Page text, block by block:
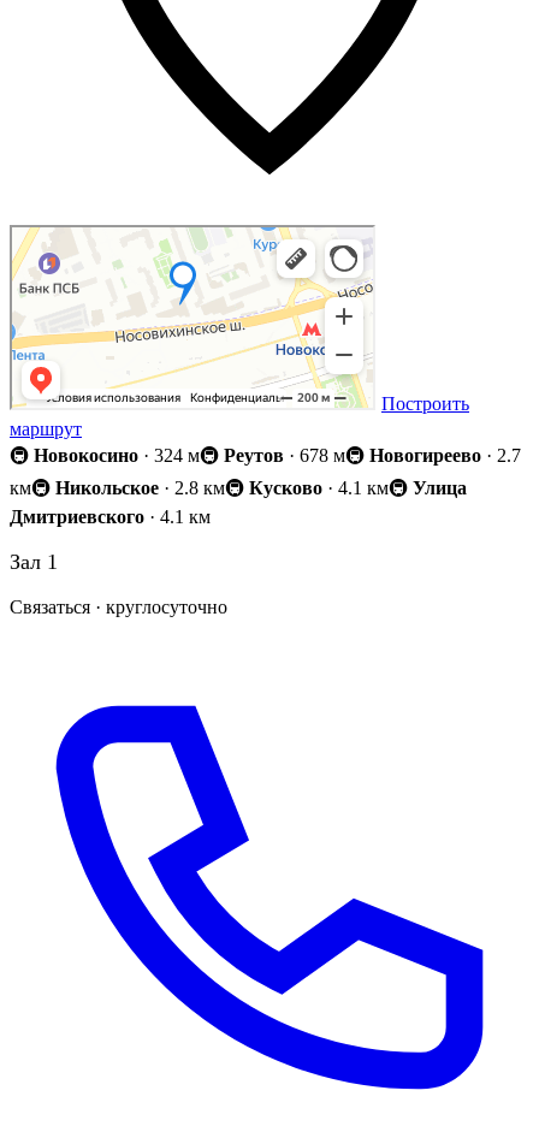
Построить
маршрут
🚇 Новокосино · 324 м🚇 Реутов · 678 м🚇 Новогиреево · 2.7
км🚇 Никольское · 2.8 км🚇 Кусково · 4.1 км🚇 Улица
Дмитриевского · 4.1 км
Зал 1
Связаться · круглосуточно